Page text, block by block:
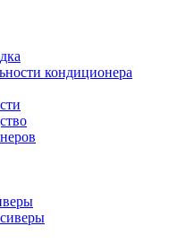
кондиционера